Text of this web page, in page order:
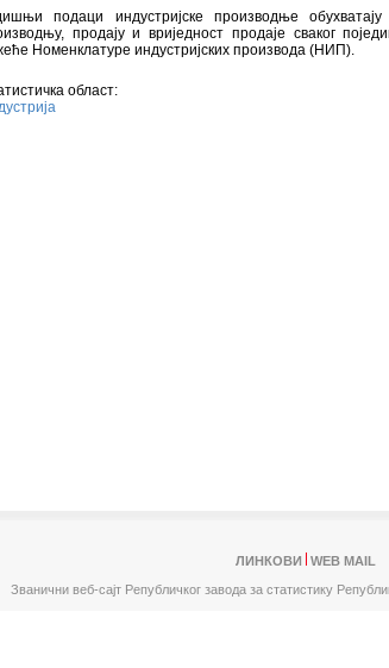
подаци индустријске производње
продају и вриједност продаје сваког
Номенклатуре индустријских производа (НИП).
област:
ЛИНКОВИ
WEB MAIL
Званични веб-сајт Републичког завода за статистику